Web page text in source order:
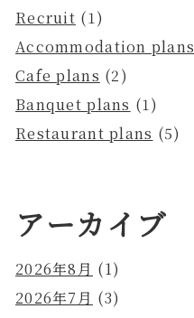
Recruit (1)
Accommodation plans
Cafe plans (2)
Banquet plans (1)
Restaurant plans (5)
アーカイブ
2026年8月 (1)
2026年7月 (3)